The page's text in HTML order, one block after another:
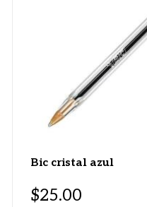
Bic cristal azul
$25.00